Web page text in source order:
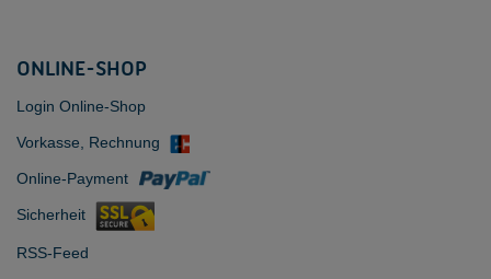
ONLINE-SHOP
Login Online-Shop
Vorkasse, Rechnung
Online-Payment
Sicherheit
RSS-Feed